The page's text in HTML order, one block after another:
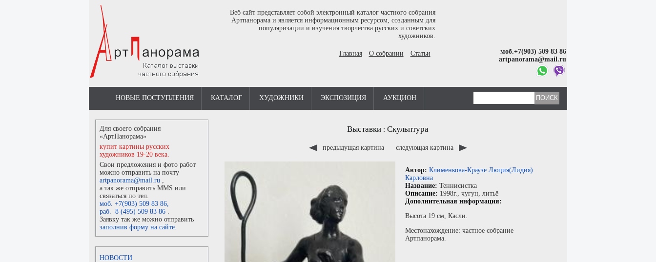
Веб сайт представляет собой электронный каталог частного собрания
Артпанорама и является информационным ресурсом, созданным для
популяризации и изучения творчества русских и советских
художников.
Главная О собрании Статьи
моб.+7(903) 509 83 86
artpanorama@mail.ru
НОВЫЕ ПОСТУПЛЕНИЯ КАТАЛОГ ХУДОЖНИКИ ЭКСПОЗИЦИЯ АУКЦИОН
Для своего собрания
«АртПанорама»
купит картины русских
художников 19-20 века.
Свои предложения и фото работ
можно отправить на почту
artpanorama@mail.ru ,
а так же отправить MMS или
связаться по тел.
моб. +7(903) 509 83 86,
раб. 8 (495) 509 83 86 .
Заявку так же можно отправить
заполнив форму на сайте.
НОВОСТИ
Выставки : Скульптура
предыдущая картина следующая картина
Автор: Клименкова-Краузе Люция(Лидия)
Карловна
Название: Теннисистка
Описание: 1998г., чугун, литьё
Дополнительная информация:
Высота 19 см, Касли.
Местонахождение: частное собрание
Артпанорама.